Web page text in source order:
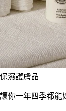
保濕護膚品
讓你一年四季都能